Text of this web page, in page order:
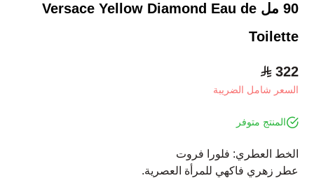
90 مل Versace Yellow Diamond Eau de
Toilette
322
السعر شامل الضريبة
المنتج متوفر
الخط العطري: فلورا فروت
عطر زهري فاكهي للمرأة العصرية.